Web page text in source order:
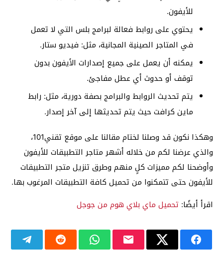
للأيفون.
يحتوي على روابط فعالة لبرامج بلس التي لا تعمل
في المتاجر الصينية المجانية، مثل: فيديو ستار.
يمكنه أن يعمل على جميع إصدارات الأيفون بدون
توقف أو حدوث أي عطل مفاجئ.
يتم تحديث الروابط والبرامج بصفة دورية، مثل: رابط
ماين كرافت حيث يتم تحديثها إلى آخر إصدار.
وهكذا نكون قد وصلنا لختام مقالنا على موقع تقني101،
والذي عرضنا لكم من خلاله أشهر متاجر التطبيقات للأيفون
وأوضحنا لكم مميزات كلٍ منهم وطرق تنزيل متجر التطبيقات
للأيفون حتى تتمكنوا من تحميل كافة التطبيقات المرغوب بها.
اقرأ أيضًا: تحميل ماي بلاي هوم من جوجل